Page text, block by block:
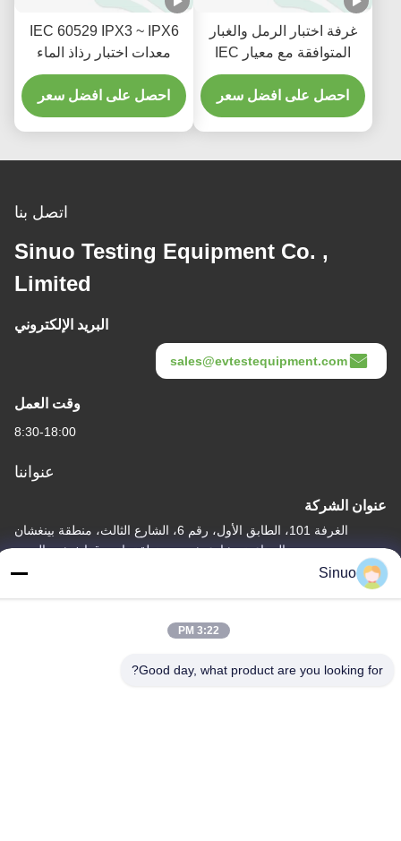
غرفة اختبار الرمل والغبار
المتوافقة مع معيار IEC
60529 لاختبار متانة
المكونات الإلكترونية
والسيارات
احصل على افضل سعر
IEC 60529 IPX3 ~ IPX6
معدات اختبار رذاذ الماء
للمنتجات الإلكترونية
ومنتجات السيارات
احصل على افضل سعر
اتصل بنا
Sinuo Testing Equipment Co. ,
Limited
البريد الإلكتروني
sales@evtestequipment.com
وقت العمل
8:30-18:00
عنواننا
عنوان الشركة
الغرفة 101، الطابق الأول، رقم 6، الشارع الثالث، منطقة بينغشان
الصناعية، شارع شيبي، منطقة بانيو، قوانغتشو، الصين
عنوان المصنع
الصناعية، شارع شيبي، منطقة بانيو، قوانغتشو، الصين
هاتف
Sinuo
3:22 PM
Good day, what product are you looking for?